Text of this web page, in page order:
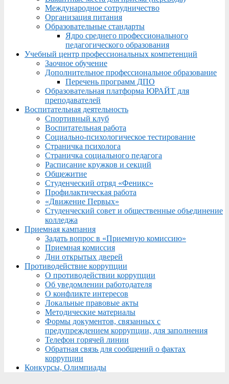
Международное сотрудничество
Организация питания
Образовательные стандарты
Ядро среднего профессионального
педагогического образования
Учебный центр профессиональных компетенций
Заочное обучение
Дополнительное профессиональное образование
Перечень программ ДПО
Образовательная платформа ЮРАЙТ для
преподавателей
Воспитательная деятельность
Спортивный клуб
Воспитательная работа
Социально-психологическое тестирование
Страничка психолога
Страничка социального педагога
Расписание кружков и секций
Общежитие
Студенческий отряд «Феникс»
Профилактическая работа
«Движение Первых»
Студенческий совет и общественные объединение
колледжа
Приемная кампания
Задать вопрос в «Приемную комиссию»
Приемная комиссия
Дни открытых дверей
Противодействие коррупции
О противодействии коррупции
Об уведомлении работодателя
О конфликте интересов
Локальные правовые акты
Методические материалы
Формы документов, связанных с
предупреждением коррупции, для заполнения
Телефон горячей линии
Обратная связь для сообщений о фактах
коррупции
Конкурсы, Олимпиады